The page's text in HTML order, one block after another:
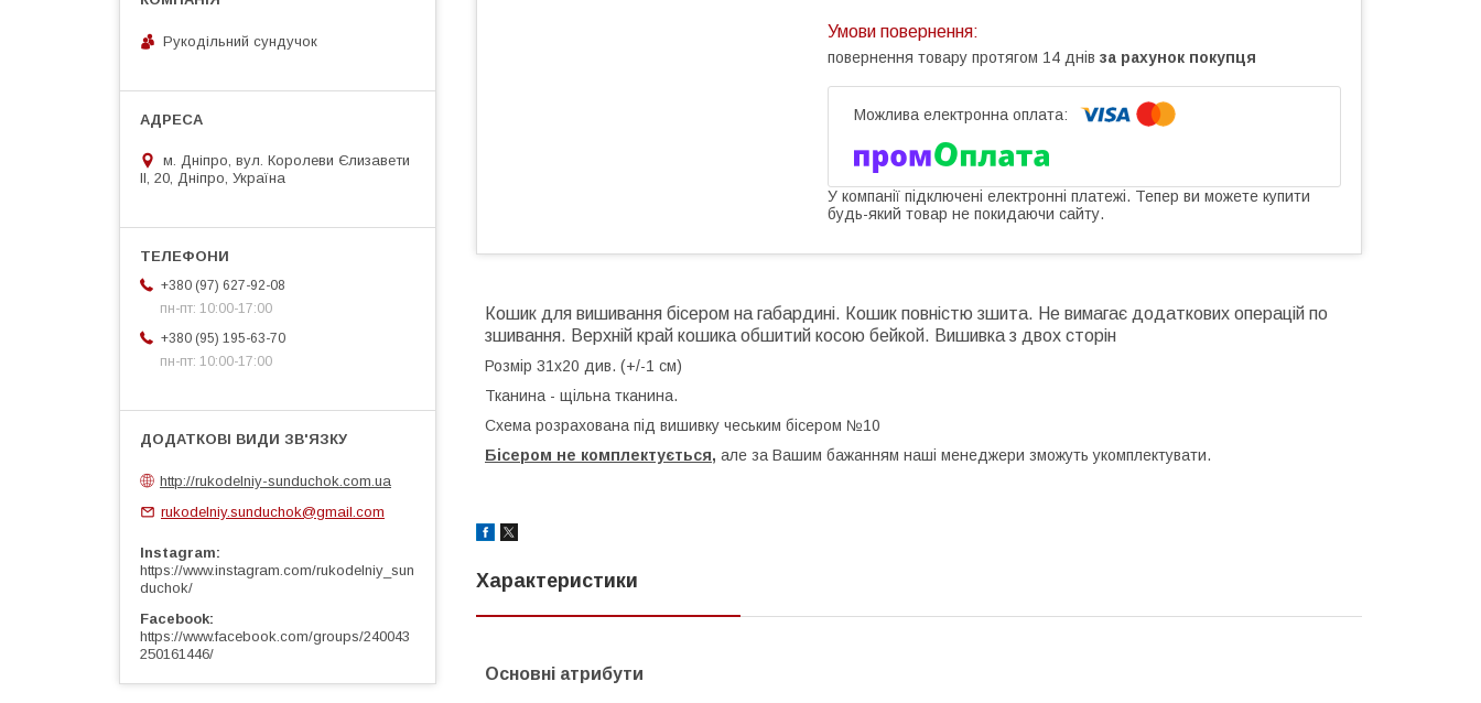
повернення товару протягом 14 днів за рахунок покупця
У компанії підключені електронні платежі. Тепер ви можете купити
будь-який товар не покидаючи сайту.
Кошик для вишивання бісером на габардині. Кошик повністю зшита. Не вимагає додаткових операцій по
зшивання. Верхній край кошика обшитий косою бейкой. Вишивка з двох сторін
Розмір 31х20 див. (+/-1 см)
Тканина - щільна тканина.
Схема розрахована під вишивку чеським бісером №10
Бісером не комплектується, але за Вашим бажанням наші менеджери зможуть укомплектувати.
Характеристики
Основні атрибути
Рукодільний сундучок
м. Дніпро, вул. Королеви Єлизавети
ІІ, 20, Дніпро, Україна
+380 (97) 627-92-08
пн-пт: 10:00-17:00
+380 (95) 195-63-70
пн-пт: 10:00-17:00
http://rukodelniy-sunduchok.com.ua
rukodelniy.sunduchok@gmail.com
Instagram
https://www.instagram.com/rukodelniy_sun
duchok/
Facebook
https://www.facebook.com/groups/240043
250161446/